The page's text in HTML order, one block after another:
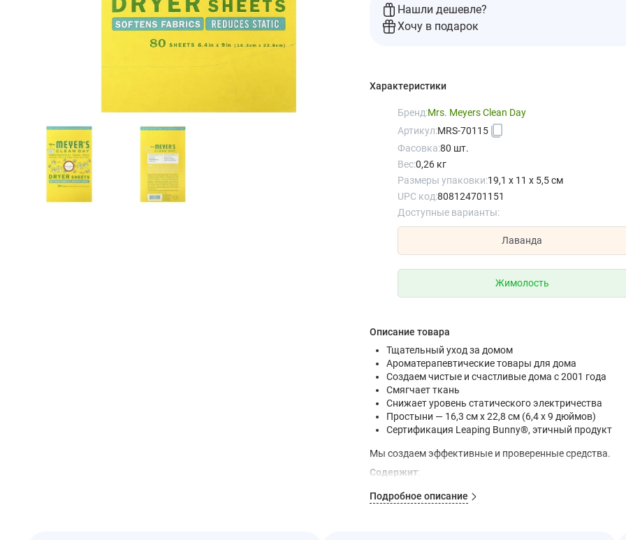
Нашли дешевле?
Хочу в подарок
Характеристики
Бренд:Mrs. Meyers Clean Day
Артикул:MRS-70115
Фасовка:80 шт.
Вес:0,26 кг
Размеры упаковки:19,1 x 11 x 5,5 см
UPC код:808124701151
Доступные варианты:
Лаванда
Жимолость
Описание товара
Тщательный уход за домом
Ароматерапевтические товары для дома
Создаем чистые и счастливые дома с 2001 года
Смягчает ткань
Снижает уровень статического электричества
Простыни — 16,3 см x 22,8 см (6,4 x 9 дюймов)
Сертификация Leaping Bunny®, этичный продукт
Мы создаем эффективные и проверенные средства.
Содержит:
Смягчающие ингредиенты растительного
Эфирные масла
Подробное описание